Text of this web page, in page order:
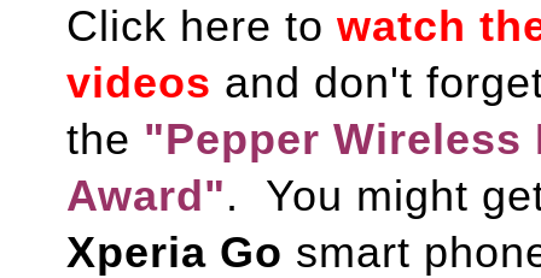
Click here to watch
videos and don't
the "Pepper Wireless
Award". You might
Xperia Go smart